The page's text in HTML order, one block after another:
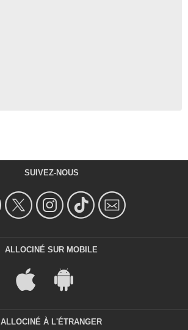
SUIVEZ-NOUS
ALLOCINÉ SUR MOBILE
ALLOCINÉ À L'ÉTRANGER